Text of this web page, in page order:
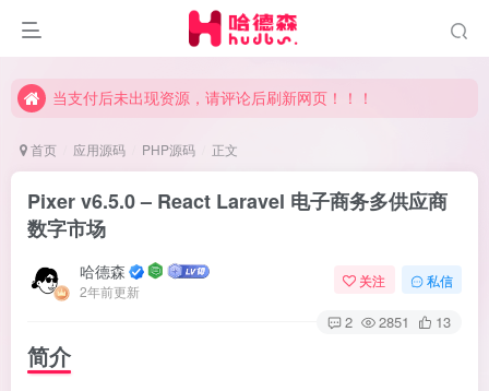
当支付后未出现资源，请评论后刷新网页！！！
当支付后未出现资源，请评论后刷新网页！！！
当支付后未出现资源，请评论后刷新网页！！！
首页 应用源码 PHP源码 正文
Pixer v6.5.0 – React Laravel 电子商务多供应商
数字市场
哈德森
2年前更新
关注 私信
2 2851 13
简介